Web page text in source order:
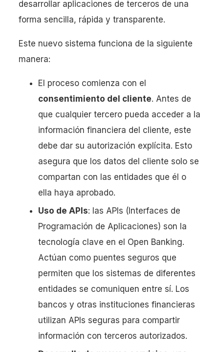
desarrollar aplicaciones de terceros de una
forma sencilla, rápida y transparente.
Este nuevo sistema funciona de la siguiente
manera:
El proceso comienza con el
consentimiento del cliente. Antes de
que cualquier tercero pueda acceder a la
información financiera del cliente, este
debe dar su autorización explícita. Esto
asegura que los datos del cliente solo se
compartan con las entidades que él o
ella haya aprobado.
Uso de APIs: las APIs (Interfaces de
Programación de Aplicaciones) son la
tecnología clave en el Open Banking.
Actúan como puentes seguros que
permiten que los sistemas de diferentes
entidades se comuniquen entre sí. Los
bancos y otras instituciones financieras
utilizan APIs seguras para compartir
información con terceros autorizados.